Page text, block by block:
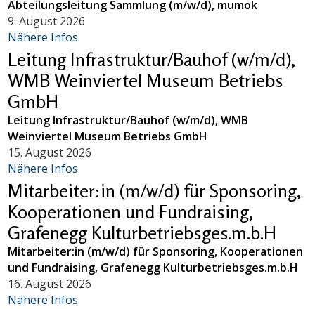
Abteilungsleitung Sammlung (m/w/d), mumok
9. August 2026
Nähere Infos
Leitung Infrastruktur/Bauhof (w/m/d),
WMB Weinviertel Museum Betriebs
GmbH
Leitung Infrastruktur/Bauhof (w/m/d), WMB
Weinviertel Museum Betriebs GmbH
15. August 2026
Nähere Infos
Mitarbeiter:in (m/w/d) für Sponsoring,
Kooperationen und Fundraising,
Grafenegg Kulturbetriebsges.m.b.H
Mitarbeiter:in (m/w/d) für Sponsoring, Kooperationen
und Fundraising, Grafenegg Kulturbetriebsges.m.b.H
16. August 2026
Nähere Infos